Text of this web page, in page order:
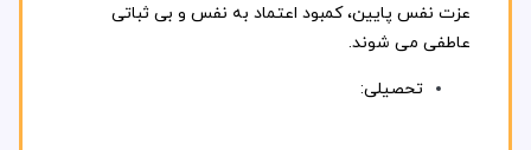
عزت نفس پایین، کمبود اعتماد به نفس و بی ثباتی
عاطفی می شوند.
تحصیلی: